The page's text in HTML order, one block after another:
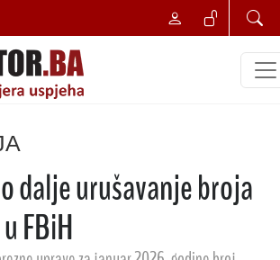
dalje urušavanje broja
FBiH